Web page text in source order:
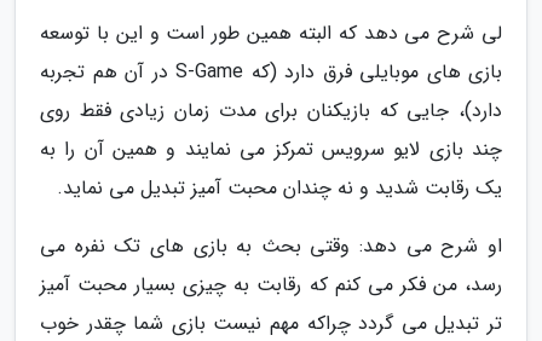
لی شرح می دهد که البته همین طور است و این با توسعه
بازی های موبایلی فرق دارد (که S-Game در آن هم تجربه
دارد)، جایی که بازیکنان برای مدت زمان زیادی فقط روی
چند بازی لایو سرویس تمرکز می نمایند و همین آن را به
یک رقابت شدید و نه چندان محبت آمیز تبدیل می نماید.
او شرح می دهد: وقتی بحث به بازی های تک نفره می
رسد، من فکر می کنم که رقابت به چیزی بسیار محبت آمیز
تر تبدیل می گردد چراکه مهم نیست بازی شما چقدر خوب